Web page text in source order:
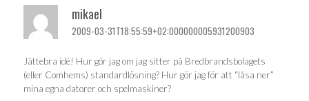
mikael
2009-03-31T18:55:59+02:000000005931200903
Jättebra idé! Hur gör jag om jag sitter på Bredbrandsbolagets
(eller Comhems) standardlösning? Hur gör jag för att “låsa ner”
mina egna datorer och spelmaskiner?